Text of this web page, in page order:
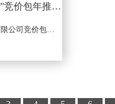
畅电“应急电话”竞价包年推广上线啦
深圳市畅电科技有限公司竞价包年推广关键词:应急电话、紧急电话、防爆电话、防爆电话机，推广区域：全国，推广端口:双端...